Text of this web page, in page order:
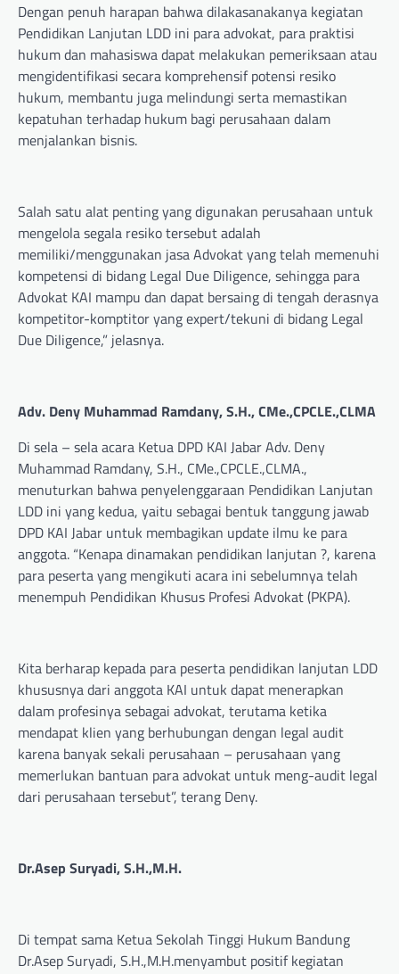
Dengan penuh harapan bahwa dilakasanakanya kegiatan
Pendidikan Lanjutan LDD ini para advokat, para praktisi
hukum dan mahasiswa dapat melakukan pemeriksaan atau
mengidentifikasi secara komprehensif potensi resiko
hukum, membantu juga melindungi serta memastikan
kepatuhan terhadap hukum bagi perusahaan dalam
menjalankan bisnis.
Salah satu alat penting yang digunakan perusahaan untuk
mengelola segala resiko tersebut adalah
memiliki/menggunakan jasa Advokat yang telah memenuhi
kompetensi di bidang Legal Due Diligence, sehingga para
Advokat KAI mampu dan dapat bersaing di tengah derasnya
kompetitor-komptitor yang expert/tekuni di bidang Legal
Due Diligence,” jelasnya.
Adv. Deny Muhammad Ramdany, S.H., CMe.,CPCLE.,CLMA
Di sela – sela acara Ketua DPD KAI Jabar Adv. Deny
Muhammad Ramdany, S.H., CMe.,CPCLE.,CLMA.,
menuturkan bahwa penyelenggaraan Pendidikan Lanjutan
LDD ini yang kedua, yaitu sebagai bentuk tanggung jawab
DPD KAI Jabar untuk membagikan update ilmu ke para
anggota. “Kenapa dinamakan pendidikan lanjutan ?, karena
para peserta yang mengikuti acara ini sebelumnya telah
menempuh Pendidikan Khusus Profesi Advokat (PKPA).
Kita berharap kepada para peserta pendidikan lanjutan LDD
khususnya dari anggota KAI untuk dapat menerapkan
dalam profesinya sebagai advokat, terutama ketika
mendapat klien yang berhubungan dengan legal audit
karena banyak sekali perusahaan – perusahaan yang
memerlukan bantuan para advokat untuk meng-audit legal
dari perusahaan tersebut”, terang Deny.
Dr.Asep Suryadi, S.H.,M.H.
Di tempat sama Ketua Sekolah Tinggi Hukum Bandung
Dr.Asep Suryadi, S.H.,M.H.menyambut positif kegiatan